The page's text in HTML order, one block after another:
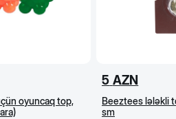
oyuncaq top,
5 AZN
Beeztees lələkli
sm